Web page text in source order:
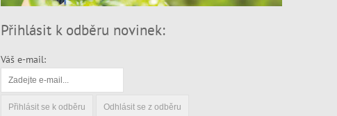
Přihlásit k odběru novinek:
Váš e-mail: